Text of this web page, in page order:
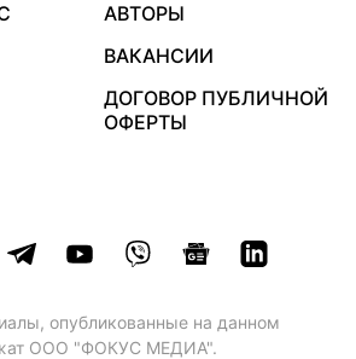
АВТОРЫ
ВАКАНСИИ
ДОГОВОР ПУБЛИЧНОЙ
ОФЕРТЫ
опубликованные на данном
ООО "ФОКУС МЕДИА".